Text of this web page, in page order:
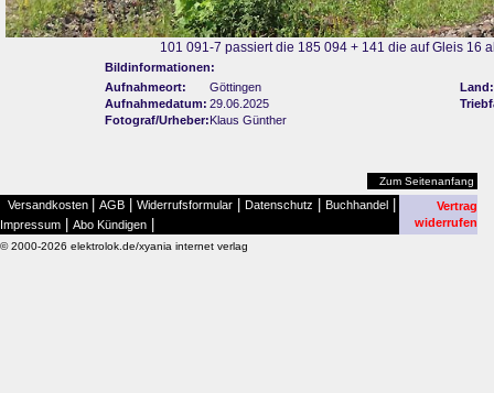
101 091-7 passiert die 185 094 + 141 die auf Gleis 16
Bildinformationen:
Aufnahmeort:
Göttingen
Land:
Aufnahmedatum: 29.06.2025
Fotograf/Urheber:Klaus Günther
Zum Seitenanfang
Versandkosten AGB Widerrufsformular Datenschutz Buchhandel
Impressum Abo Kündigen
Vertrag
widerrufen
© 2000-2026 elektrolok.de/xyania internet verlag